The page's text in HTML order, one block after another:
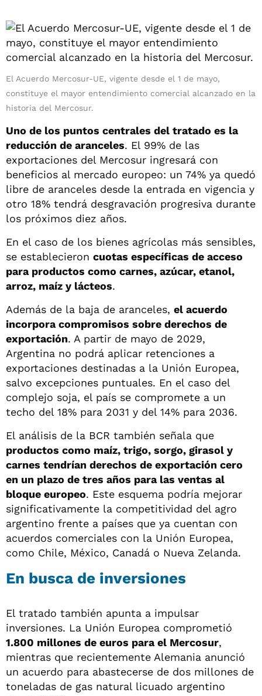
El Acuerdo Mercosur-UE, vigente desde el 1 de mayo,
constituye el mayor entendimiento comercial alcanzado en la
historia del Mercosur.
Uno de los puntos centrales del tratado es la
reducción de aranceles. El 99% de las
exportaciones del Mercosur ingresará con
beneficios al mercado europeo: un 74% ya quedó
libre de aranceles desde la entrada en vigencia y
otro 18% tendrá desgravación progresiva durante
los próximos diez años.
En el caso de los bienes agrícolas más sensibles,
se establecieron cuotas específicas de acceso
para productos como carnes, azúcar, etanol,
arroz, maíz y lácteos.
Además de la baja de aranceles, el acuerdo
incorpora compromisos sobre derechos de
exportación. A partir de mayo de 2029,
Argentina no podrá aplicar retenciones a
exportaciones destinadas a la Unión Europea,
salvo excepciones puntuales. En el caso del
complejo soja, el país se compromete a un
techo del 18% para 2031 y del 14% para 2036.
El análisis de la BCR también señala que
productos como maíz, trigo, sorgo, girasol y
carnes tendrían derechos de exportación cero
en un plazo de tres años para las ventas al
bloque europeo. Este esquema podría mejorar
significativamente la competitividad del agro
argentino frente a países que ya cuentan con
acuerdos comerciales con la Unión Europea,
como Chile, México, Canadá o Nueva Zelanda.
En busca de inversiones
El tratado también apunta a impulsar
inversiones. La Unión Europea comprometió
1.800 millones de euros para el Mercosur,
mientras que recientemente Alemania anunció
un acuerdo para abastecerse de dos millones de
toneladas de gas natural licuado argentino